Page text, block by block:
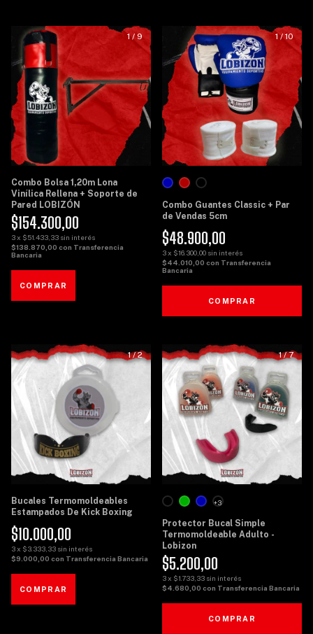
1/ 9
Combo Bolsa 1,20m Lona
Vinílica Rellena + Soporte de
Pared LOBIZÓN
$154.300,00
3x $51.433,33 sin interés
$138.870,00 con Transferencia
Bancaria
1/10
Combo Guantes Classic + Par
de Vendas 5cm
$48.900,00
3x $16.300,00 sin interés
$44.010,00 con Transferencia
Bancaria
COMPRAR
1/2
Bucales Termomoldeables
Estampados De Kick Boxing
$10.000,00
3x $3.333,33 sin interés
$9.000,00 con Transferencia Bancaria
1/7
Protector Bucal Simple
Termomoldeable Adulto -
Lobizon
$5.200,00
3x $1.733,33 sin interés
$4.680,00 con Transferencia Bancaria
+3
COMPRAR